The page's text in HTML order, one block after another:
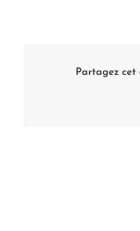
Partagez cet